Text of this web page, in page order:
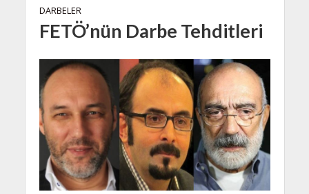
DARBELER
FETÖ’nün Darbe Tehditleri